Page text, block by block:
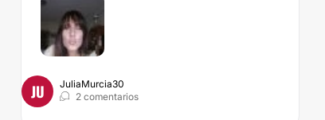
JU
JuliaMurcia30
2 comentarios